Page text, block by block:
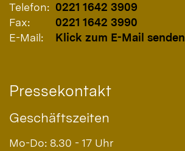
Telefon: 0221 1642 3909
Fax:
0221 1642 3990
E-Mail:
Klick zum E-Mail senden
Pressekontakt
Geschäftszeiten
Mo-Do: 8.30 - 17 Uhr